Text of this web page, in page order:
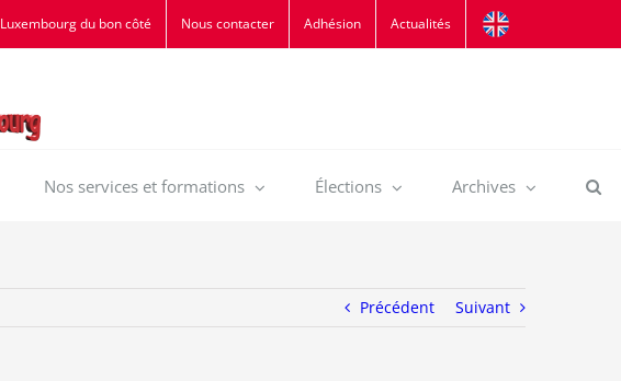
Luxembourg du bon côté Nous contacter Adhésion Actualités
Nos services et formations Élections Archives
Précédent Suivant